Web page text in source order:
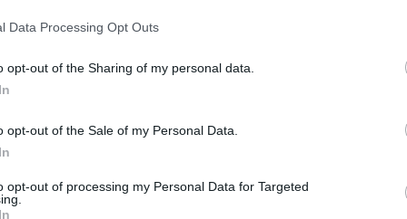
Data Processing Opt Outs
opt-out of the Sharing of my personal data.
opt-out of the Sale of my Personal Data.
opt-out of processing my Personal Data for Targeted
zaczęli od porażki z C9. Potem jednak udało im
to właśnie oni już za kilka miesięcy pojawią się w Rio de
eliminacje. I to one przesądzą o tym, czy na
zamelduje się Team Liquid, którego snajperem jest
rodzimych zawodników. Są to Kamil "siuhy" Szkaradek
broni ponadto Wiktor "TaZ" Wojtas. Z kolei
nadchodzącym Intel Extreme Masters na brazylijskiej